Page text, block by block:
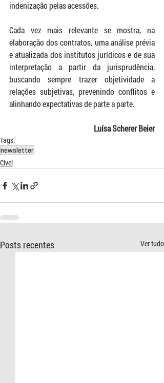
indenização pelas acessões.
Cada vez mais relevante se mostra, na
elaboração dos contratos, uma análise prévia
e atualizada dos institutos jurídicos e de sua
interpretação a partir da jurisprudência,
buscando sempre trazer objetividade a
relações subjetivas, prevenindo conflitos e
alinhando expectativas de parte a parte.
Luísa Scherer Beier
Tags:
newsletter
Cível
Posts recentes Ver tudo